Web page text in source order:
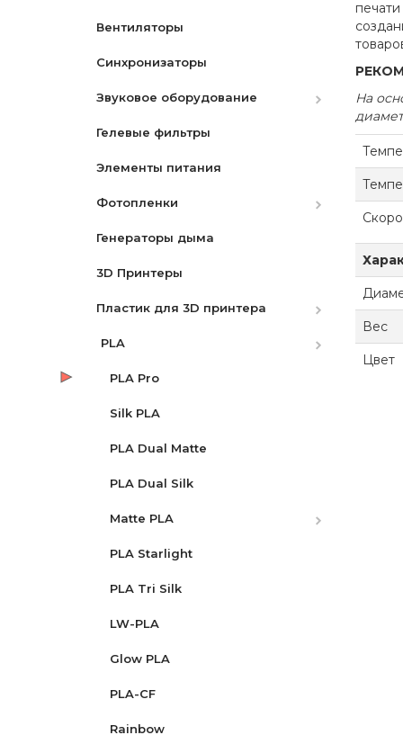
Аккумуляторы
Canon
Nikon
Зарядные устройства
Canon
Nikon
Sony
Ремни
Защитные экраны
Бленды
Разное
Видоискатели
Вентиляторы
Синхронизаторы
Звуковое оборудование
Микрофоны
Микшеры и адаптеры
Рекордеры
Гелевые фильтры
Элементы питания
Фотопленки
Фотопленки Черно-Белые
Фотопленка цветная
Генераторы дыма
3D Принтеры
Пластик для 3D принтера
PLA
PLA Pro
Silk PLA
PLA Dual Matte
PLA Dual Silk
Matte PLA
HG Triple Matte PLA
PLA Starlight
PLA Tri Silk
LW-PLA
Glow PLA
PLA-CF
Rainbow
На
Вес
Цвет